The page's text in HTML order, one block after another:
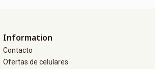
Information
Contacto
Ofertas de celulares